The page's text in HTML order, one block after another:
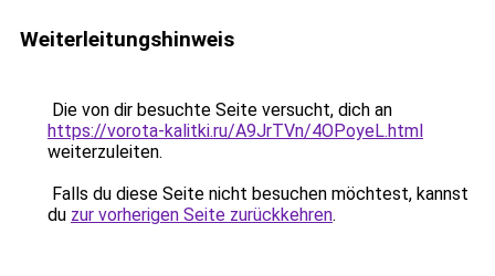
Weiterleitungshinweis
Die von dir besuchte Seite versucht, dich an
https://vorota-kalitki.ru/A9JrTVn/4OPoyeL.html
weiterzuleiten.
Falls du diese Seite nicht besuchen möchtest, kannst
du zur vorherigen Seite zurückkehren.